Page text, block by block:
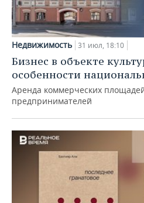
Недвижимость 31 июл, 18:10
Бизнес в объекте
особенности
Аренда коммерческих
предпринимателей